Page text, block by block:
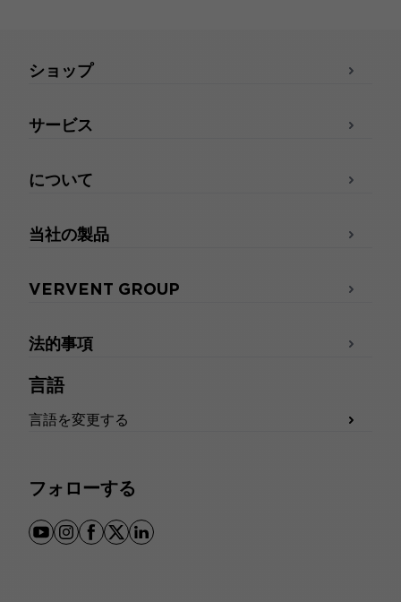
言語
言語を変更する
フォローする
youtube
instagram
facebook
x linkedin
ショップ
サービス
について
当社の製品
VERVENT GROUP
法的事項